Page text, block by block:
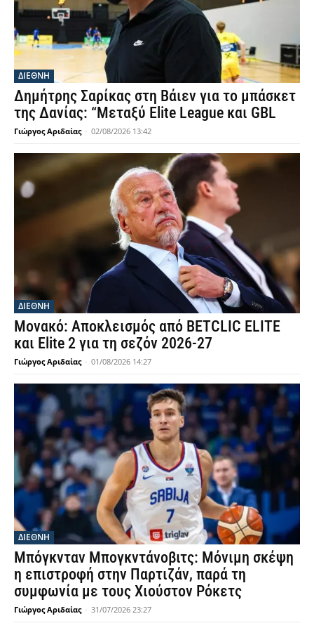
ΔΙΕΘΝΗ
Δημήτρης Σαρίκας στη Βάιεν για το μπάσκετ
της Δανίας: “Μεταξύ Elite League και GBL
Γιώργος Αριδαίας - 02/08/2026 13:42
ΔΙΕΘΝΗ
Μονακό: Αποκλεισμός από BETCLIC ELITE
και Elite 2 για τη σεζόν 2026-27
Γιώργος Αριδαίας - 01/08/2026 14:27
ΔΙΕΘΝΗ
Μπόγκνταν Μπογκντάνοβιτς: Μόνιμη σκέψη
η επιστροφή στην Παρτιζάν, παρά τη
συμφωνία με τους Χιούστον Ρόκετς
Γιώργος Αριδαίας - 31/07/2026 23:27